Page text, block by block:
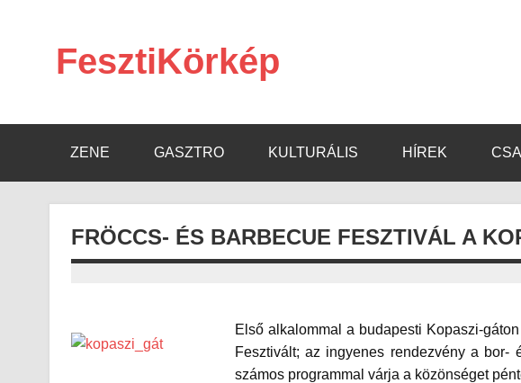
FesztiKörkép
ZENE GASZTRO KULTURÁLIS HÍREK
FRÖCCS- ÉS BARBECUE FESZTIVÁL A
Első alkalommal a budapesti Kopaszi-
Fesztivált; az ingyenes rendezvény a bor-
számos programmal várja a közönséget